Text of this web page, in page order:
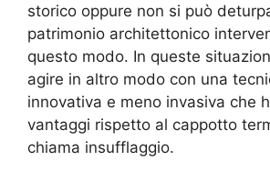
storico oppure non si può
patrimonio architettonico
questo modo. In queste
agire in altro modo con una
innovativa e meno invasiva che
vantaggi rispetto al cappotto
chiama insufflaggio.